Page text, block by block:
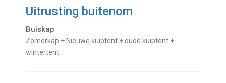
Uitrusting buitenom
Buiskap
Zomerkap + Nieuwe kuiptent + oude kuiptent +
wintertent